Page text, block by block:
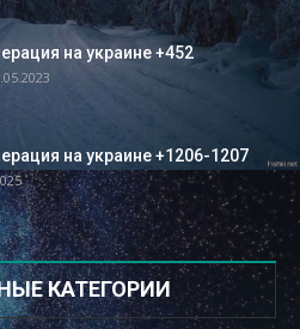
на украине +452
на украине +1206-1207
КАТЕГОРИИ